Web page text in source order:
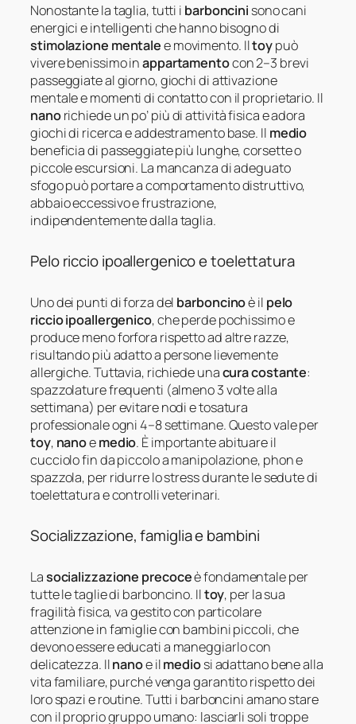
Nonostante la taglia, tutti i barboncini sono cani
energici e intelligenti che hanno bisogno di
stimolazione mentalee movimento. Iltoypuò
vivere benissimo inappartamentocon 2–3 brevi
passeggiate al giorno, giochi di attivazione
mentale e momenti di contatto con il proprietario. Il
nanorichiede un po’ più di attività fisica e adora
giochi di ricerca e addestramento base. Il medio
beneficia di passeggiate più lunghe, corsette o
piccole escursioni. La mancanza di adeguato
sfogo può portare a comportamento distruttivo,
abbaio eccessivo e frustrazione,
indipendentemente dalla taglia.
Pelo riccio ipoallergenico e toelettatura
Uno dei punti di forza del barboncinoè il pelo
riccio ipoallergenico, che perde pochissimo e
produce meno forfora rispetto ad altre razze,
risultando più adatto a persone lievemente
allergiche. Tuttavia, richiede unacura costante:
spazzolature frequenti (almeno 3 volte alla
settimana) per evitare nodi e tosatura
professionale ogni 4–8 settimane. Questo vale per
toy, nanoemedio. È importante abituare il
cucciolo fin da piccolo a manipolazione, phon e
spazzola, per ridurre lo stress durante le sedute di
toelettatura e controlli veterinari.
Socializzazione, famiglia e bambini
Lasocializzazione precoceè fondamentale per
tutte le taglie di barboncino. Iltoy, per la sua
fragilità fisica, va gestito con particolare
attenzione in famiglie con bambini piccoli, che
devono essere educati a maneggiarlo con
delicatezza. Ilnanoe ilmediosi adattano bene alla
vita familiare, purché venga garantito rispetto dei
loro spazi e routine. Tutti i barboncini amano stare
con il proprio gruppo umano: lasciarli soli troppe